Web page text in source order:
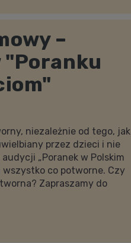
–
"Poranku
niezależnie od tego, jak
przez dzieci i nie
„Poranek w Polskim
wszystko co potworne. Czy
Zapraszamy do